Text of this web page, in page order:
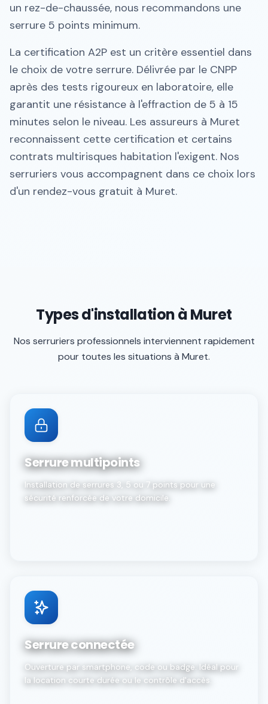
un rez-de-chaussée, nous recommandons une
serrure 5 points minimum.
La certification A2P est un critère essentiel dans
le choix de votre serrure. Délivrée par le CNPP
après des tests rigoureux en laboratoire, elle
garantit une résistance à l'effraction de 5 à 15
minutes selon le niveau. Les assureurs à Muret
reconnaissent cette certification et certains
contrats multirisques habitation l'exigent. Nos
serruriers vous accompagnent dans ce choix lors
d'un rendez-vous gratuit à Muret.
Types d'installation à Muret
Nos serruriers professionnels interviennent rapidement
pour toutes les situations à Muret.
Serrure multipoints
Installation de serrures 3, 5 ou 7 points pour une
sécurité renforcée de votre domicile.
Serrure connectée
Ouverture par smartphone, code ou badge. Idéal pour
la location courte durée ou le contrôle d'accès.